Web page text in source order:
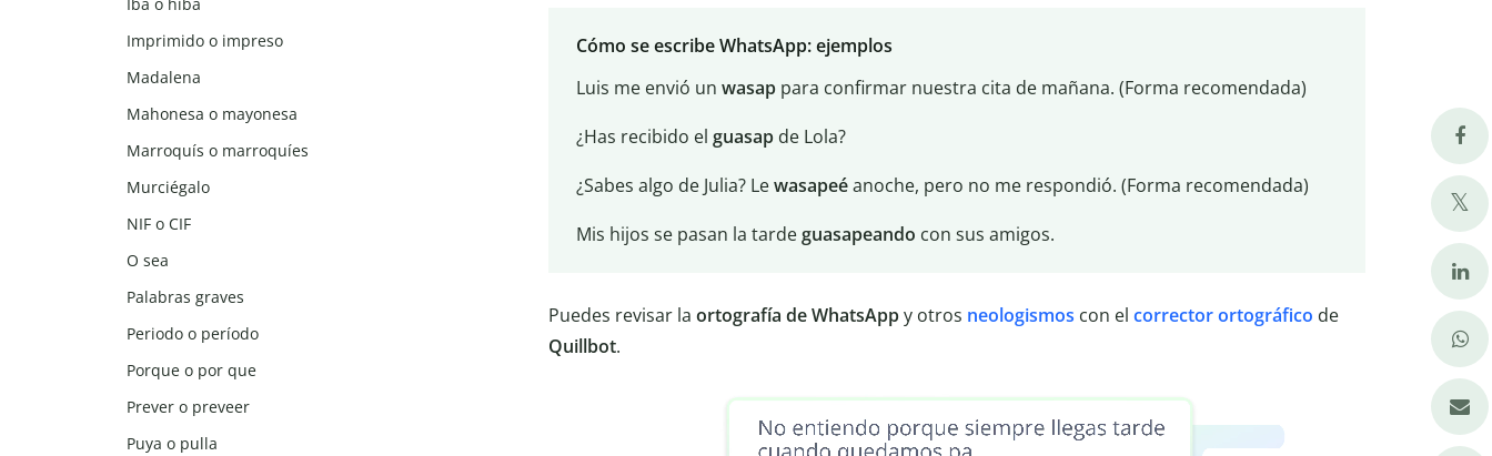
Cómo se escribe WhatsApp: ejemplos
Luis me envió un wasappara confirmar nuestra cita de mañana. (Forma recomendada)
¿Has recibido el guasapde Lola?
¿Sabes algo de Julia? Lewasapeéanoche, pero no me respondió. (Forma recomendada)
Mis hijos se pasan la tardeguasapeando con sus amigos.
Puedes revisar la ortografía de WhatsAppy otros neologismos con el corrector ortográfico de
Quillbot.
Imprimido o impreso
Madalena
Mahonesa o mayonesa
Marroquís o marroquíes
Murciégalo
NIF o CIF
O sea
Palabras graves
Periodo o período
Porque o por que
Prever o preveer
Puya o pulla